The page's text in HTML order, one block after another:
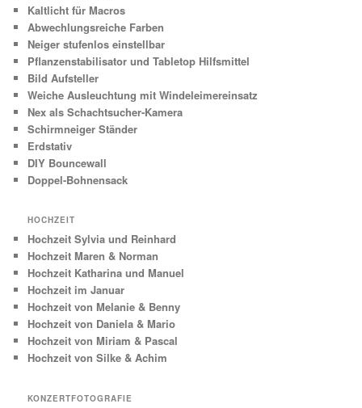
Kaltlicht für Macros
Abwechlungsreiche Farben
Neiger stufenlos einstellbar
Pflanzenstabilisator und Tabletop Hilfsmittel
Bild Aufsteller
Weiche Ausleuchtung mit Windeleimereinsatz
Nex als Schachtsucher-Kamera
Schirmneiger Ständer
Erdstativ
DIY Bouncewall
Doppel-Bohnensack
HOCHZEIT
Hochzeit Sylvia und Reinhard
Hochzeit Maren & Norman
Hochzeit Katharina und Manuel
Hochzeit im Januar
Hochzeit von Melanie & Benny
Hochzeit von Daniela & Mario
Hochzeit von Miriam & Pascal
Hochzeit von Silke & Achim
KONZERTFOTOGRAFIE